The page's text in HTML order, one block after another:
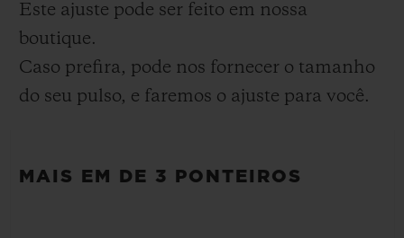
Este ajuste pode ser feito em nossa
boutique.
Caso prefira, pode nos fornecer o tamanho
do seu pulso, e faremos o ajuste para você.
MAIS EM DE 3 PONTEIROS